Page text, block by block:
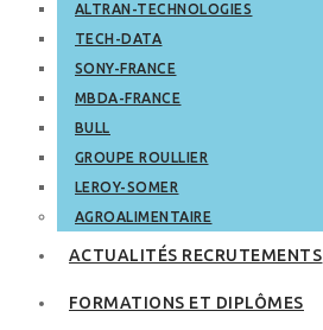
ALTRAN-TECHNOLOGIES
TECH-DATA
SONY-FRANCE
MBDA-FRANCE
BULL
GROUPE ROULLIER
LEROY-SOMER
AGROALIMENTAIRE
ACTUALITÉS RECRUTEMENTS
FORMATIONS ET DIPLÔMES